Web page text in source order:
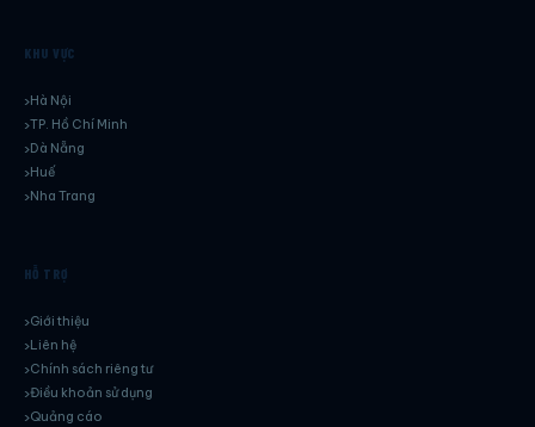
KHU VỰC
Hà Nội
TP. Hồ Chí Minh
Dà Nẵng
Huế
Nha Trang
HỖ TRỢ
Giới thiệu
Liên hệ
Chính sách riêng tư
Điều khoản sử dụng
Quảng cáo